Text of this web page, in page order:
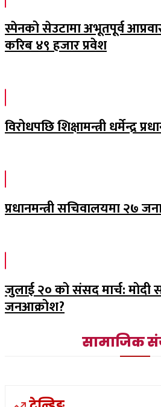
स्पेनको सेउटामा अभूतपूर्व
करिब ४९ हजार प्रवेश
विरोधपछि शिक्षामन्त्री धर्मेन्द्र
प्रधानमन्त्री सचिवालयमा २७
जुलाई २० को संसद मार्च: मोदी
जनआक्रोश?
सामाजिक